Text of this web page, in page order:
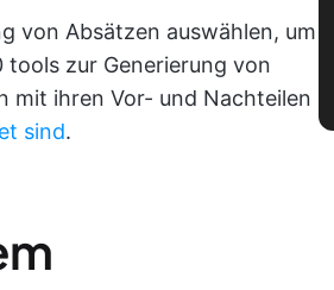
von Absätzen auswählen, um
zur Generierung von
mit ihren Vor- und Nachteilen
sind.